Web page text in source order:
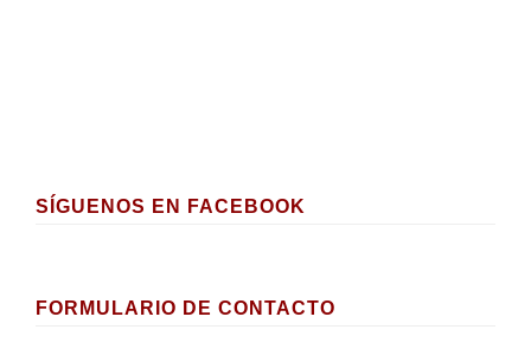
SÍGUENOS EN FACEBOOK
FORMULARIO DE CONTACTO